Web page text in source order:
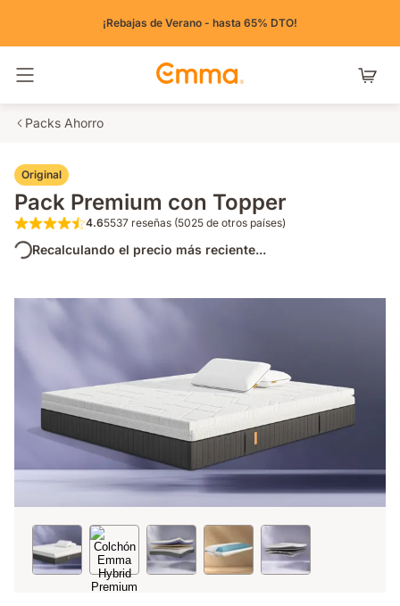
¡Rebajas de Verano - hasta 65% DTO!
Packs Ahorro
Original
Pack Premium con Topper
4.6 de 5 estrellas 5537 reseñas (5025 de
4.65537 reseñas (5025 de otros países)
Recalculando el precio más reciente...